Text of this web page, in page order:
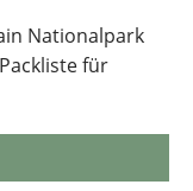
Nationalpark
für